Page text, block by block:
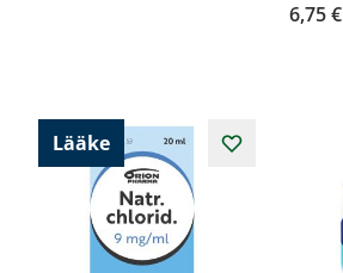
6,75 €
Lääke